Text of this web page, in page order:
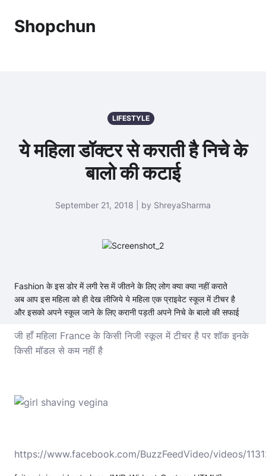
Shopchun
LIFESTYLE
ये महिला डॉक्टर से कराती है निचे के
बालो की कटाई
September 21, 2018 | by ShreyaSharma
Fashion के इस डोर में लगी रेस में जीतने के लिए लोग क्या क्या नहीं कराते
अब आप इस महिला को ही देख लीजिये ये महिला एक प्राइवेट स्कूल में टीचर है
और इसको अपने स्कूल जाने के लिए करानी पड़ती अपने निचे के बालो की सफाई
जी हाँ महिला France के किसी निजी स्कूल में टीचर है पर शॉक इनके
किसी मॉडल से कम नहीं है
https://www.facebook.com/BuzzFeedVideo/videos/